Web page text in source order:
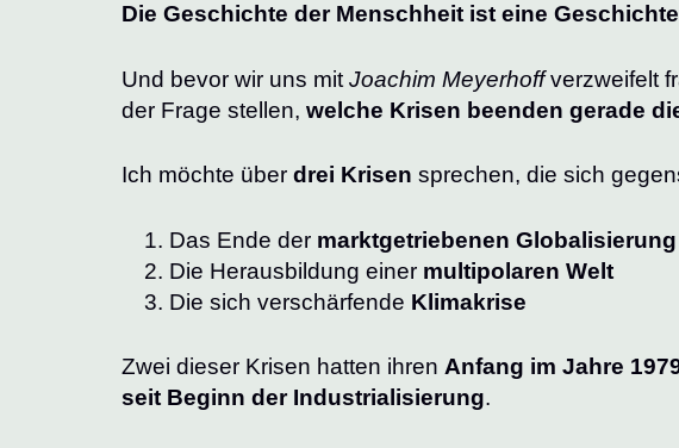
Die Geschichte der Menschheit ist eine
Und bevor wir uns mit Joachim Meyerhoffverzweifelt
der Frage stellen, welche Krisen beenden gerade
Ich möchte über drei Krisen sprechen, die sich
Das Ende der marktgetriebenen Globalisierung
Die Herausbildung einer multipolaren Welt
Die sich verschärfende Klimakrise
Zwei dieser Krisen hatten ihren Anfang im Jahre
seit Beginn der Industrialisierung.